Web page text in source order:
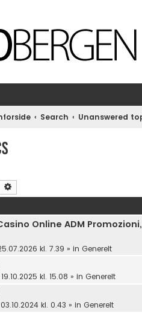
Search Unanswered
Search
Online ADM
kl. 7.39 » in Generelt
kl. 15.08 » in Generelt
kl. 0.43 » in Generelt